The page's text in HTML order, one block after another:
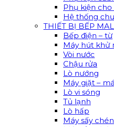
Phụ kiện
Hệ thống
THIẾT BỊ BẾP
Bếp điện – từ
Máy hút khử
Vòi nước
Chậu rửa
Lò nướng
Máy giặt –
Lò vi sóng
Tủ lạnh
Lò hấp
Máy sấy chén